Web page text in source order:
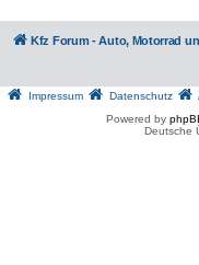
Kfz Forum - Auto, Motorrad
Impressum Datenschutz
Powered by
Deutsche